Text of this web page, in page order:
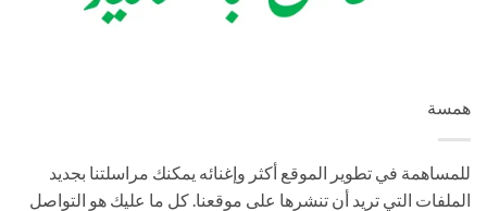
همسة
للمساهمة في تطوير الموقع أكثر وإغنائه يمكنك مراسلتنا بجديد
الملفات التي تريد أن تنشرها على موقعنا. كل ما عليك هو التواصل